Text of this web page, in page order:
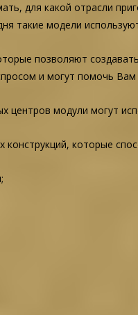
для какой отрасли
такие модели
позволяют
и могут помочь Вам
центров модули могут
которые